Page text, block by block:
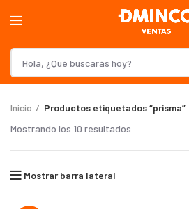
Inicio
Productos etiquetados “prisma”
Mostrando los 10 resultados
Mostrar barra lateral